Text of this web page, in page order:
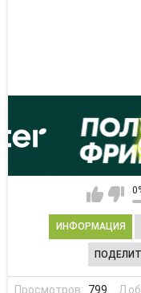
ИНФОРМАЦИЯ
Просмотров: 799